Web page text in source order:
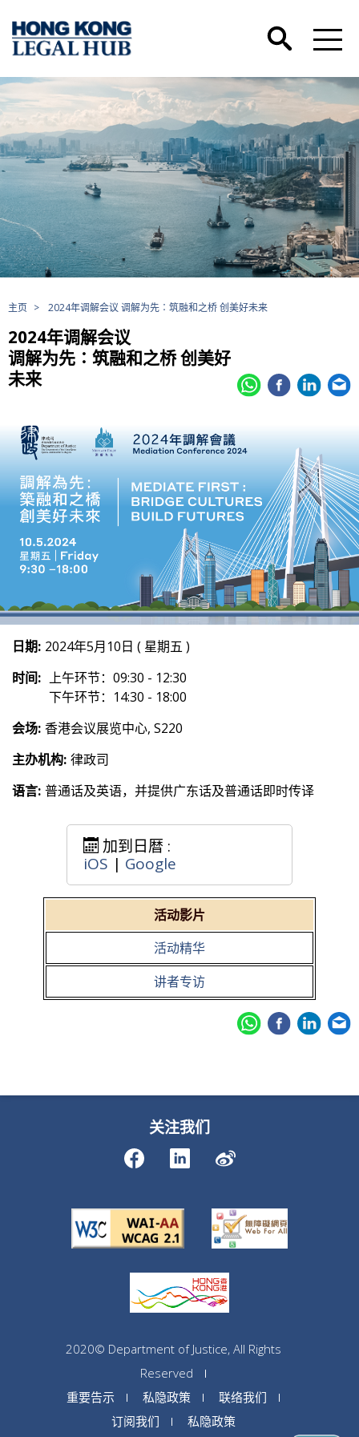
主页 > 2024年调解会议 调解为先∶筑融和之桥 创美好未来
2024年调解会议
调解为先∶筑融和之桥 创美好
未来
日期: 2024年5月10日 ( 星期五 )
时间: 上午环节：09:30 - 12:30
下午环节：14:30 - 18:00
会场: 香港会议展览中心, S220
主办机构: 律政司
语言: 普通话及英语，并提供广东话及普通话即时传译
加到日暦 :
iOS | Google
活动影片
活动精华
讲者专访
关注我们
2020© Department of Justice, All Rights
Reserved
重要告示
私隐政策
联络我们
订阅我们
私隐政策